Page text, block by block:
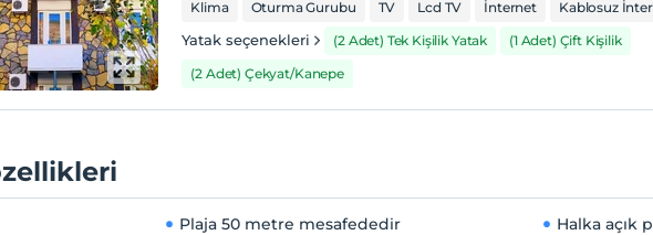
Klima Oturma Gurubu TV Lcd TV İnternet Kablosuz
Yatak seçenekleri (2 Adet) Tek Kişilik Yatak
(1 Adet) Çift Kişilik
(2 Adet) Çekyat/Kanepe
Plaja 50 metre mesafededir Halka açık